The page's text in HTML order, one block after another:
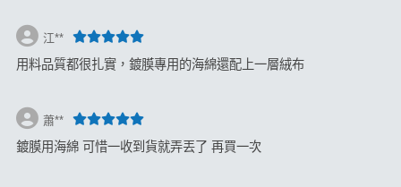
江**
用料品質都很扎實，鍍膜專用的海綿還配上一層絨布
蕭**
鍍膜用海綿 可惜一收到貨就弄丟了 再買一次